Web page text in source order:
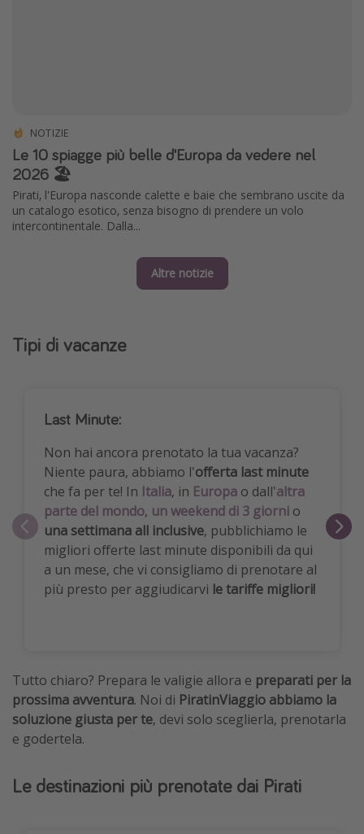
NOTIZIE
Le 10 spiagge più belle d'Europa da vedere nel
2026 🏖️
Pirati, l'Europa nasconde calette e baie che sembrano uscite da
un catalogo esotico, senza bisogno di prendere un volo
intercontinentale. Dalla...
Altre notizie
Tipi di vacanze
Last Minute:
Non hai ancora prenotato la tua vacanza?
Niente paura, abbiamo l'offerta last minute
che fa per te! In Italia, in Europa o dall'altra
parte del mondo, un weekend di 3 giorni o
una settimana all inclusive, pubblichiamo le
migliori offerte last minute disponibili da qui
a un mese, che vi consigliamo di prenotare al
più presto per aggiudicarvi le tariffe migliori!
Tutto chiaro? Prepara le valigie allora e preparati per la
prossima avventura. Noi di PiratinViaggio abbiamo la
soluzione giusta per te, devi solo sceglierla, prenotarla
e godertela.
Le destinazioni più prenotate dai Pirati